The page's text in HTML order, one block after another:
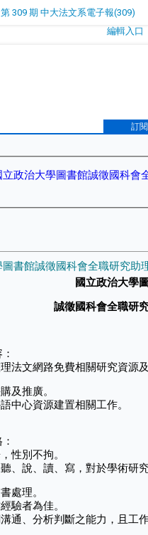
第 309 期 中大法文系電子報(309)
編輯入口